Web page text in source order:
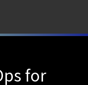
for